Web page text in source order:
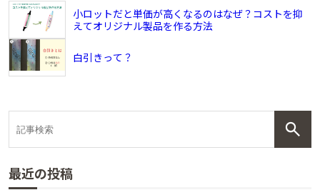
小ロットだと単価が高くなるのはなぜ？コストを抑
えてオリジナル製品を作る方法
白引きって？
最近の投稿